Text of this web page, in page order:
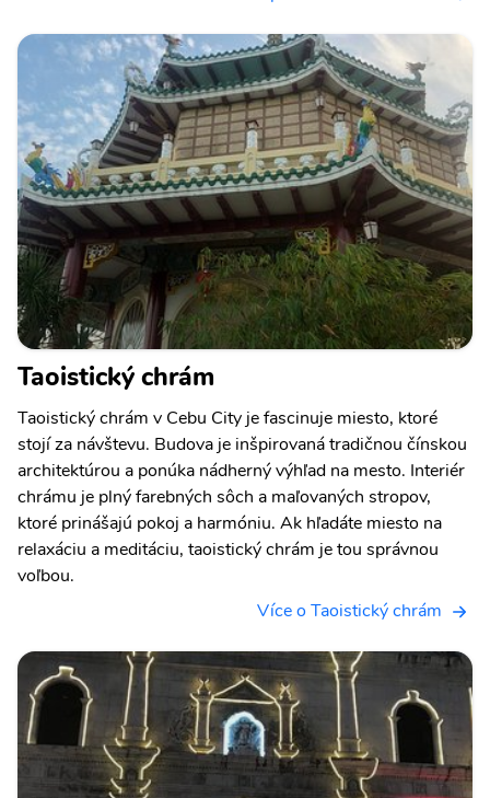
Taoistický chrám
Taoistický chrám v Cebu City je fascinuje miesto, ktoré
stojí za návštevu. Budova je inšpirovaná tradičnou čínskou
architektúrou a ponúka nádherný výhľad na mesto. Interiér
chrámu je plný farebných sôch a maľovaných stropov,
ktoré prinášajú pokoj a harmóniu. Ak hľadáte miesto na
relaxáciu a meditáciu, taoistický chrám je tou správnou
voľbou.
Více o Taoistický chrám